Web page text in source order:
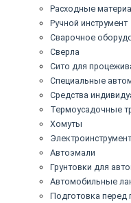
Расходные
Ручной инструмент
Сварочное
Сверла
Сито для
Специальные
Средства
Термоусадочные
Хомуты
Электроинструмент
Автоэмали
Грунтовки для
Автомобильные
Подготовка перед